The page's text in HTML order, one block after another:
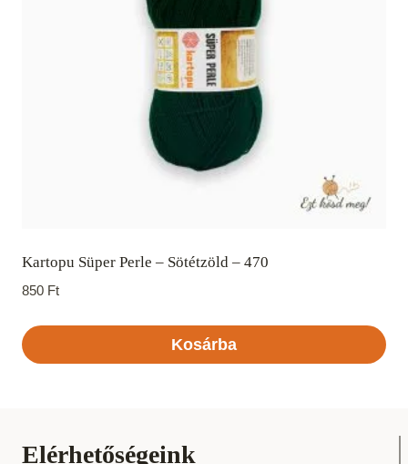
Kartopu Süper Perle – Sötétzöld – 470
850 Ft
Kosárba
Elérhetőségeink